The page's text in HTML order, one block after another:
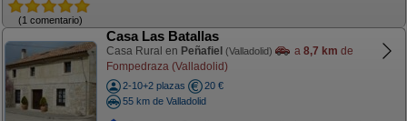
(1 comentario)
Casa Las Batallas
Casa Rural en Peñafiel (Valladolid) a 8,7 km de
Fompedraza (Valladolid)
2-10+2 plazas
20 €
55 km de Valladolid